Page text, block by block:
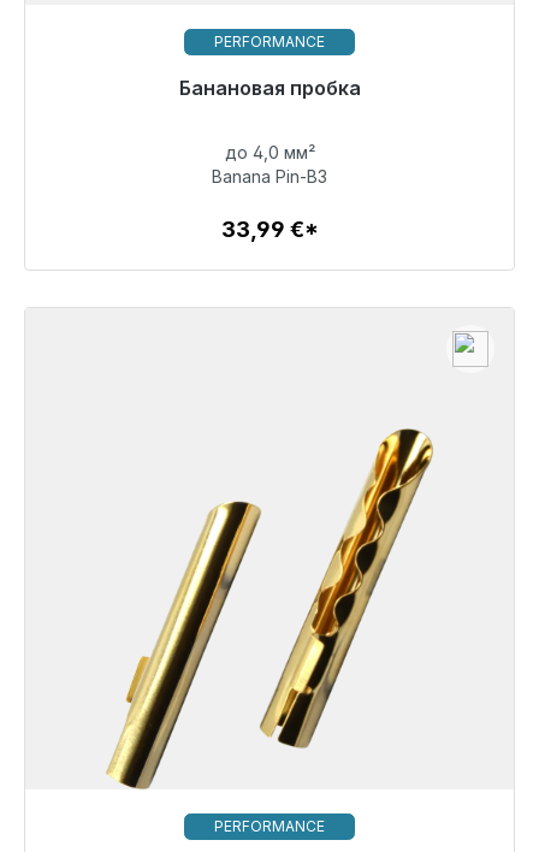
PERFORMANCE
Банановая пробка
Готовы к немедленной отправке, срок поставки
33,99 €
Детали
до 4,0 мм²
Banana Pin-B3
33,99 €*
PERFORMANCE